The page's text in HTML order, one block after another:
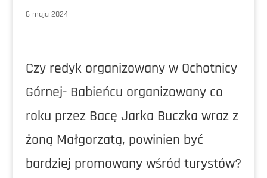
6 maja 2024
Czy redyk organizowany w Ochotnicy
Górnej- Babieńcu organizowany co
roku przez Bacę Jarka Buczka wraz z
żoną Małgorzatą, powinien być
bardziej promowany wśród turystów?